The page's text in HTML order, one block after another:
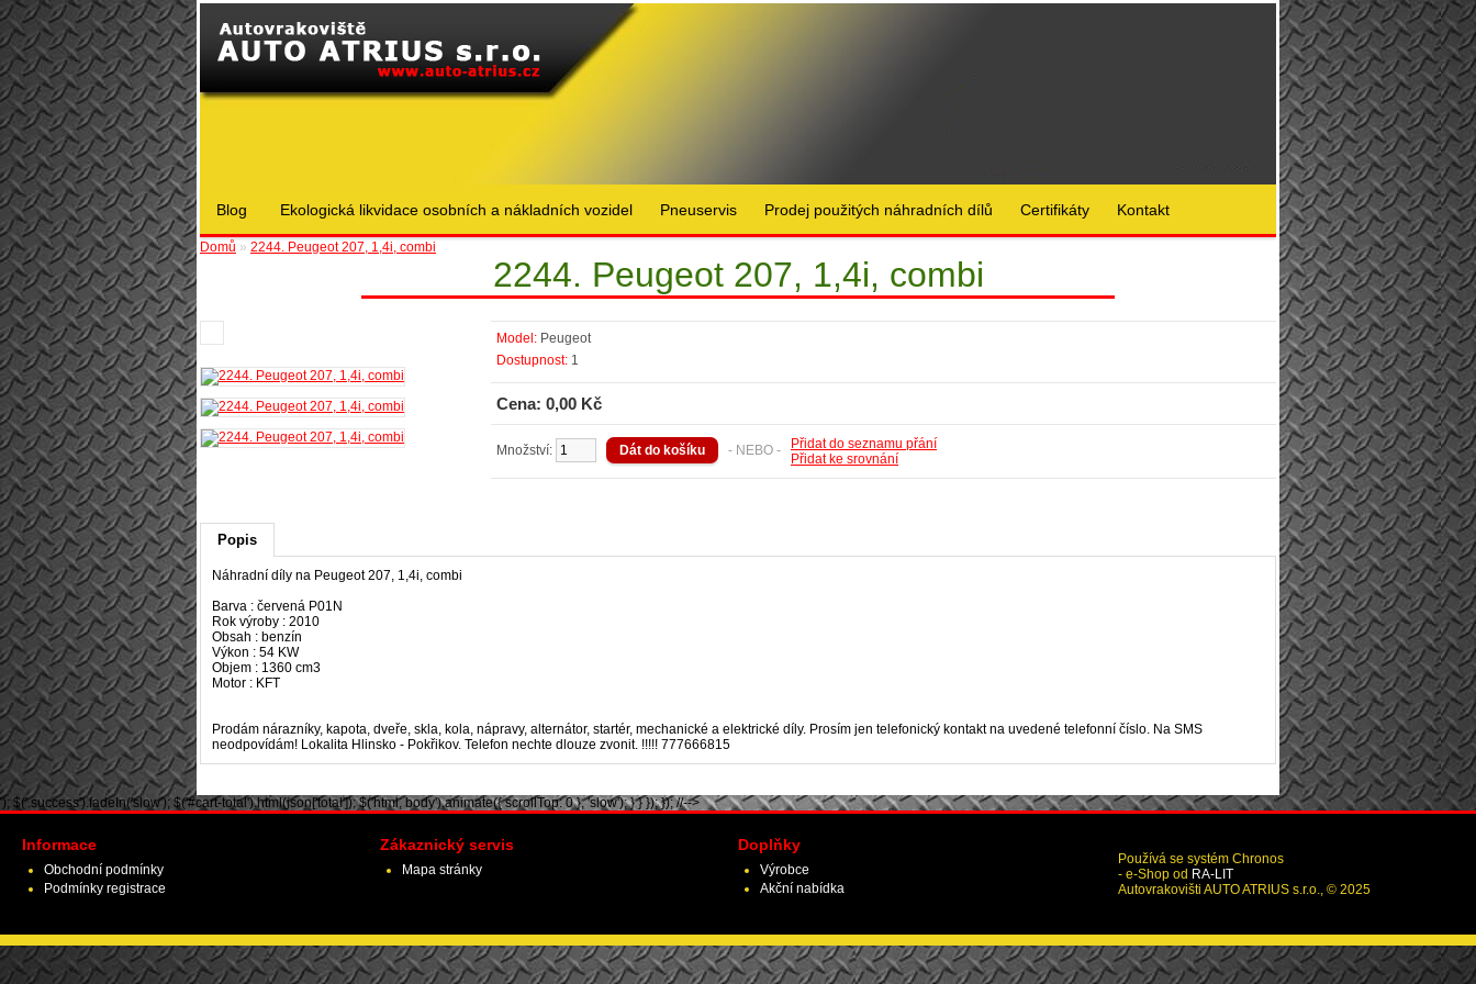
Blog Ekologická likvidace osobních a nákladních vozidel Pneuservis Prodej použitých náhradních dílů Certifikáty Kontakt
Domů » 2244. Peugeot 207, 1,4i, combi
2244. Peugeot 207, 1,4i, combi
Model: Peugeot
Dostupnost: 1
Cena: 0,00 Kč
Množství: - NEBO -
Přidat do seznamu přání
Přidat ke srovnání
Popis
Náhradní díly na Peugeot 207, 1,4i, combi
Barva : červená P01N
Rok výroby : 2010
Obsah : benzín
Výkon : 54 KW
Objem : 1360 cm3
Motor : KFT
Prodám nárazníky, kapota, dveře, skla, kola, nápravy, alternátor, startér, mechanické a elektrické díly. Prosím jen telefonický kontakt na uvedené telefonní číslo. Na SMS
neodpovídám! Lokalita Hlinsko - Pokřikov. Telefon nechte dlouze zvonit. !!!!! 777666815
'); $('.success').fadeIn('slow'); $('#cart-total').html(json['total']); $('html, body').animate({ scrollTop: 0 }, 'slow'); } } }); }); //-->
Informace
Obchodní podmínky
Podmínky registrace
Zákaznický servis
Mapa stránky
Doplňky
Výrobce
Akční nabídka
Používá se systém Chronos
- e-Shop od RA-LIT
Autovrakovišti AUTO ATRIUS s.r.o., © 2025